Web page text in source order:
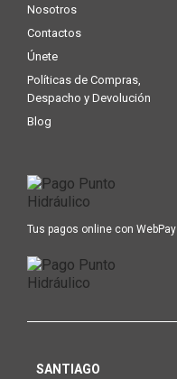
Nosotros
Contactos
Únete
Políticas de Compras,
Despacho y Devolución
Blog
Tus pagos online con WebPay
SANTIAGO